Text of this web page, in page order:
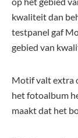
kwaliteit dan
testpanel gaf
gebied van
Motif valt extra
het fotoalbum
maakt dat het